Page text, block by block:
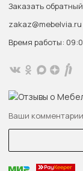
Заказать
zakaz@mebelvia.ru
Время работы:
Ваши